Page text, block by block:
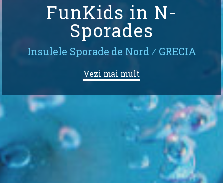
FunKids in N-
Sporades
Insulele Sporade de Nord⁄ GRECIA
Vezi mai mult